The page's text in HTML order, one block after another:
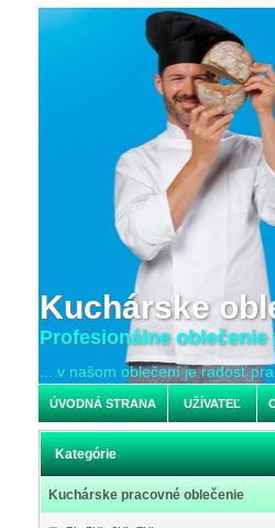
Kuchárske
Profesionálne
... v našom oblečení je radosť
ÚVODNÁ STRANA UŽÍVATEĽ
Kategórie
Kuchárske pracovné oblečenie